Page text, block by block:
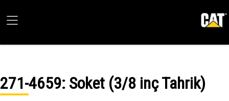
271-4659: Soket (3/8 inç Tahrik)